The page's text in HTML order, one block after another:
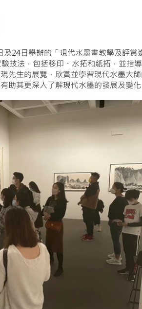
24日舉辦的「現代水墨畫教學及評
技法，包括移印、水拓和紙拓，並指
先生的展覽，欣賞並學習現代水墨大
助其更深入了解現代水墨的發展及變